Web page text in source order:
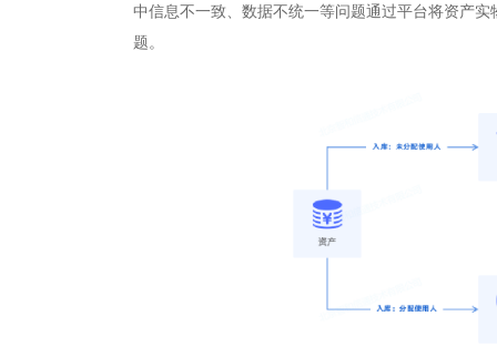
中信息不一致、数据不统一等问题通过平台将资产
题。